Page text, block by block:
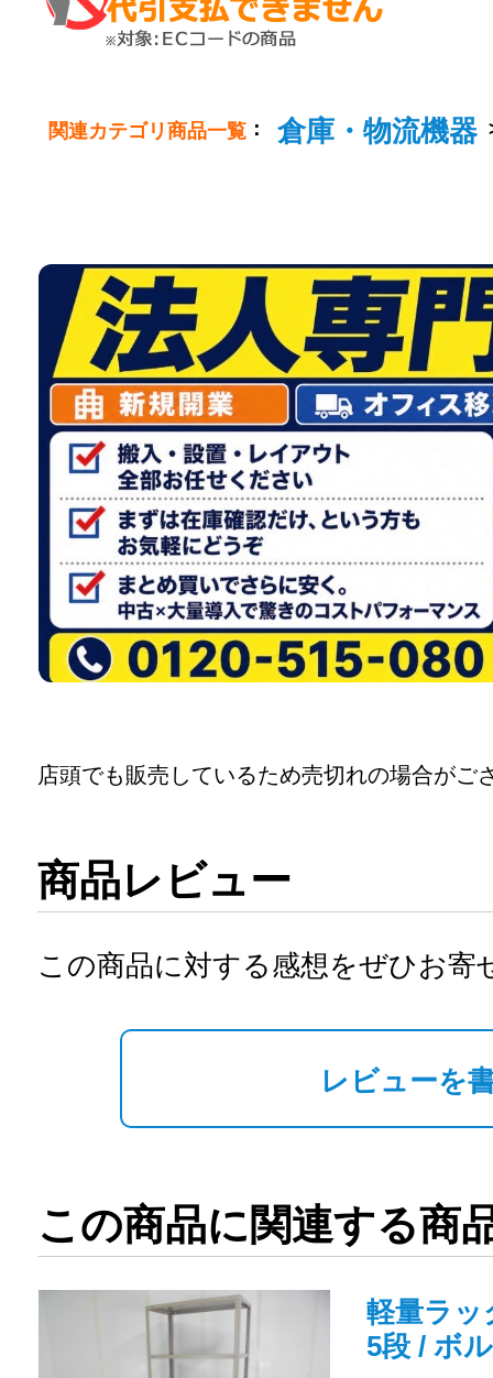
関連カテゴリ商品一覧 ： 倉庫・物流機器
店頭でも販売しているため売切れの場合がご
商品レビュー
この商品に対する感想をぜひお寄
レビューを
この商品に関連する商
軽量ラッ
5段 / ボ